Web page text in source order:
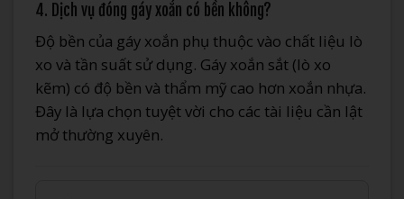
4. Dịch vụ đóng gáy xoắn có bền không?
Độ bền của gáy xoắn phụ thuộc vào chất liệu lò
xo và tần suất sử dụng. Gáy xoắn sắt (lò xo
kẽm) có độ bền và thẩm mỹ cao hơn xoắn nhựa.
Đây là lựa chọn tuyệt vời cho các tài liệu cần lật
mở thường xuyên.